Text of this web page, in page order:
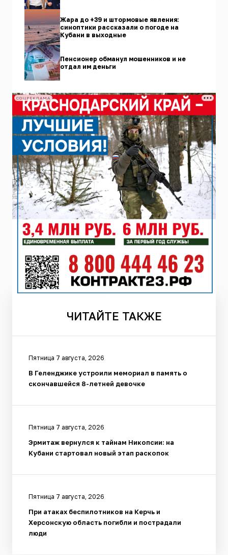
Жара до +39 и штормовые явления:
синоптики рассказали о погоде на
Кубани в выходные
Пенсионер обманул мошенников и не
отдал им деньги
СОЦРЕКЛАМА
ЧИТАЙТЕ ТАКЖЕ
Пятница 7 августа, 2026
В Геленджике устроили мемориал в память о
скончавшейся 8-летней девочке
Пятница 7 августа, 2026
Эрмитаж вернулся к тайнам Никопсии: на
Кубани стартовал новый этап раскопок
Пятница 7 августа, 2026
При атаках беспилотников на Керчь и
Херсонскую область погибли и пострадали
люди